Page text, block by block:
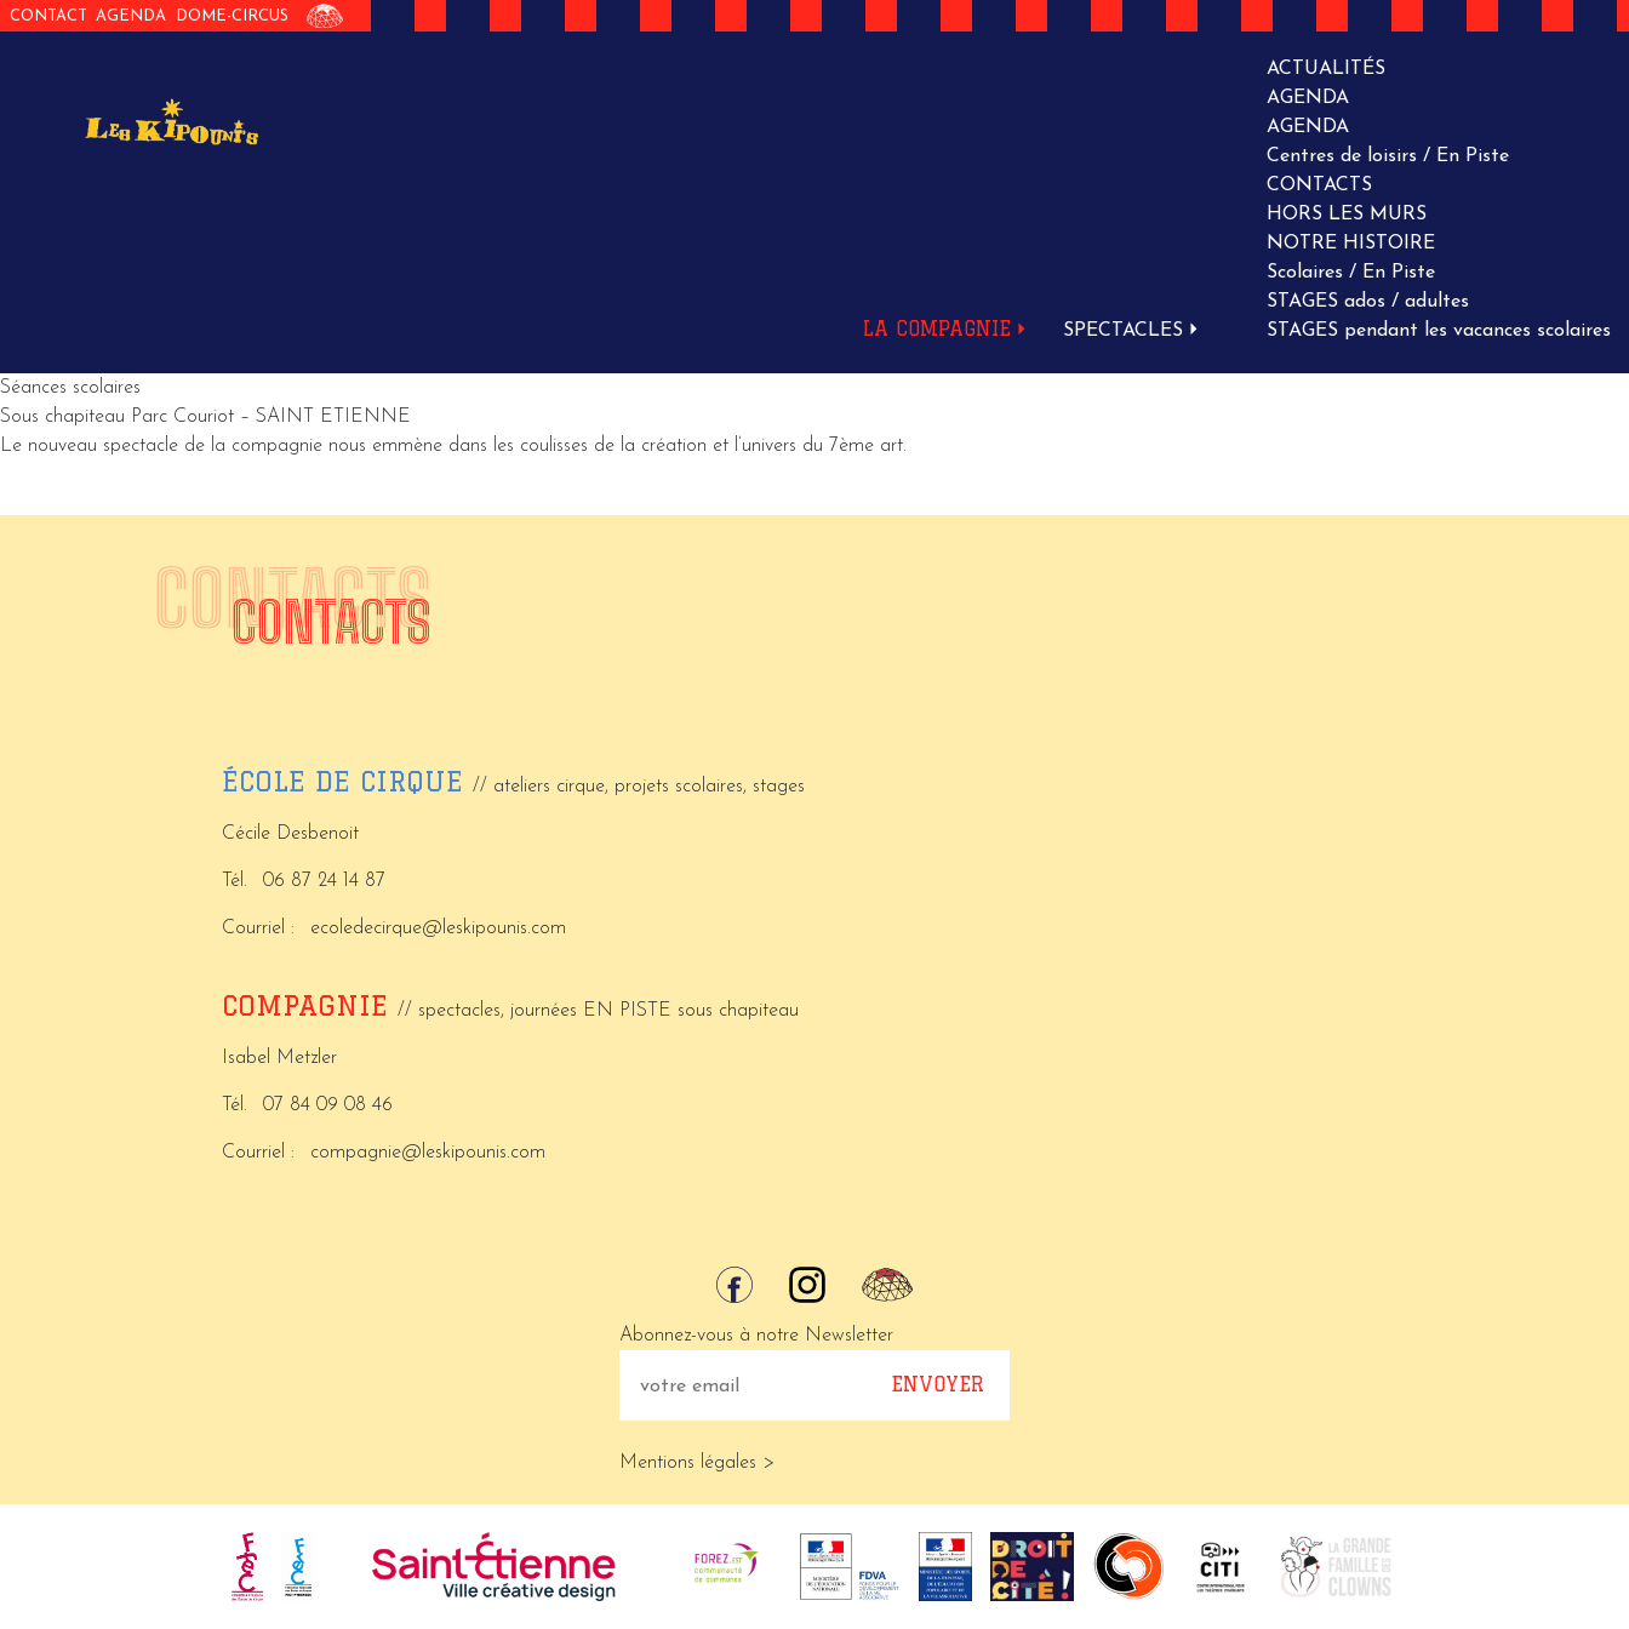
CONTACT AGENDA DOME-CIRCUS
LA COMPAGNIE SPECTACLES
ACTUALITÉS
AGENDA
AGENDA
Centres de loisirs / En Piste
CONTACTS
HORS LES MURS
NOTRE HISTOIRE
Scolaires / En Piste
STAGES ados / adultes
STAGES pendant les vacances scolaires
Séances scolaires
Sous chapiteau Parc Couriot – SAINT ETIENNE
Le nouveau spectacle de la compagnie nous emmène dans les coulisses de la création et l’univers du 7ème art.
CONTACTS
CONTACTS
ÉCOLE DE CIRQUE // ateliers cirque, projets scolaires, stages
Cécile Desbenoit
Tél. 06 87 24 14 87
Courriel : ecoledecirque@leskipounis.com
COMPAGNIE // spectacles, journées EN PISTE sous chapiteau
Isabel Metzler
Tél. 07 84 09 08 46
Courriel : compagnie@leskipounis.com
Abonnez-vous à notre Newsletter
Mentions légales >